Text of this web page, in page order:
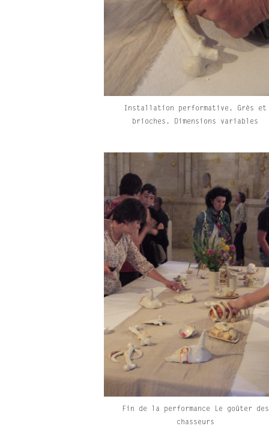
Installation performative. Grès et
brioches. Dimensions variables
Fin de la performance Le goûter des
chasseurs